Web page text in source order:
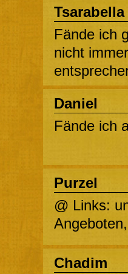
Tsarabella
Fände ich
nicht
Daniel
Fände ich
Purzel
@ Links:
Chadim